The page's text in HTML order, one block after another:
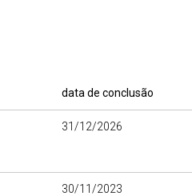
data de conclusão
31/12/2026
30/11/2023